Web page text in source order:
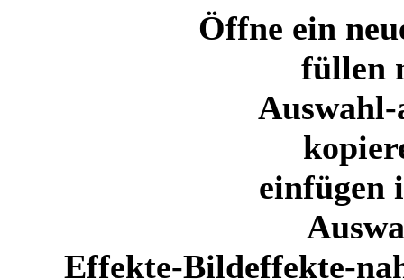
Öffne ein
füllen
Auswahl-
einfügen
Effekte-Bildeffekte-